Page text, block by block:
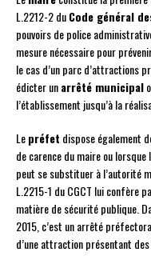
L.2212-2 duCode général
pouvoirs de police
mesure nécessaire pour
le cas d’un parc d’attractions
édicter unarrêté municipal
l’établissement jusqu’à la
Lepréfet dispose également
de carence du maire ou
peut se substituer à l’autorité
L.2215-1 du CGCT lui confère
matière de sécurité publique.
2015, c’est un arrêté
d’une attraction présentant